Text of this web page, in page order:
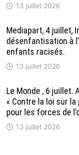
13 juillet 2026
Mediapart, 4 juillet,
désenfantisation à
enfants racisés.
13 juillet 2026
Le Monde , 6 juillet.
« Contre la loi sur
pour les forces de
13 juillet 2026